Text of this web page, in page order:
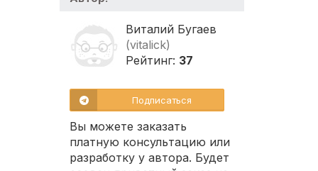
Виталий Бугаев
(vitalick)
Рейтинг: 37
Подписаться
Вы можете заказать
платную консультацию или
разработку у автора. Будет